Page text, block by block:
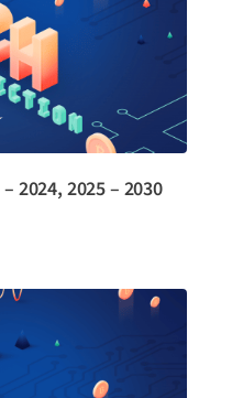
2024, 2025 – 2030